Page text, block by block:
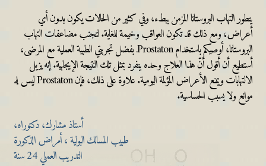
يتطور التهاب البروستاتا المزمن ببطء، وفي كثير من الحالات يكون بدون أي
أعراض، ومع ذلك قد تكون العواقب وخيمة للغاية. لتجنب مضاعفات التهاب
البروستاتا، أوصيكم باستخدام Prostaton. بفضل تجربتي الطبية العملية مع المرضى،
أستطيع أن أقول أنّ هذا العلاج وحده ينفرد بمثل تلك النتيجة الإيجابية. إنه يزيل
الالتهابات ويمنع الأعراض المؤلمة اليومية. علاوة على ذلك، فإن Prostaton ليس له
موانع ولا يسبب الحساسية.
أستاذ مشارك، دكتوراه،
طبيب المسالك البولية ، أمراض الذكورة
التدريب العملي 24 سنة